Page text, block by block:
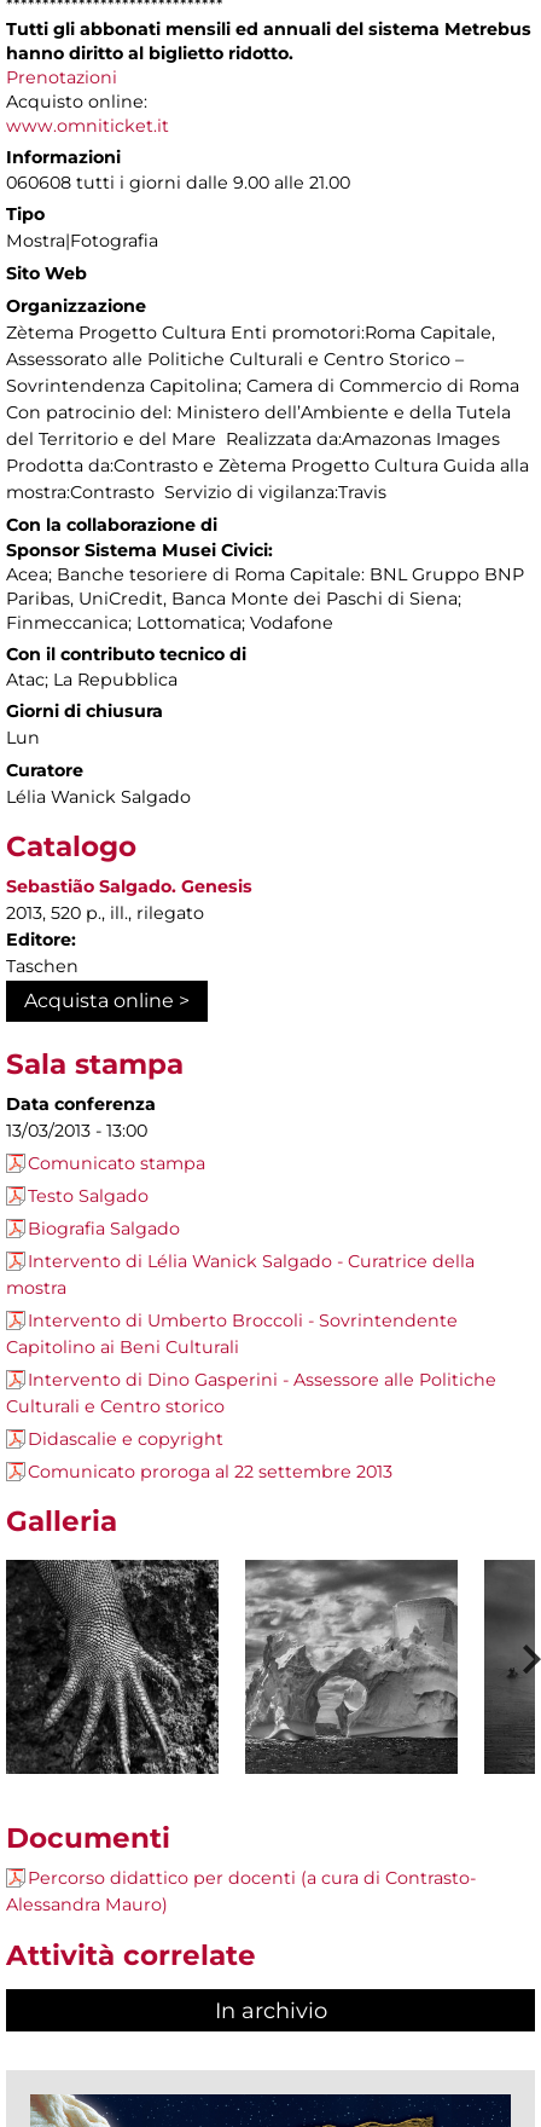
******************************
Tutti gli abbonati mensili ed annuali del sistema Metrebus
hanno diritto al biglietto ridotto.
Prenotazioni
Acquisto online:
www.omniticket.it
Informazioni
060608 tutti i giorni dalle 9.00 alle 21.00
Tipo
Mostra|Fotografia
Sito Web
Organizzazione
Zètema Progetto Cultura Enti promotori:Roma Capitale,
Assessorato alle Politiche Culturali e Centro Storico –
Sovrintendenza Capitolina; Camera di Commercio di Roma
Con patrocinio del: Ministero dell’Ambiente e della Tutela
del Territorio e del Mare Realizzata da:Amazonas Images
Prodotta da:Contrasto e Zètema Progetto Cultura Guida alla
mostra:Contrasto Servizio di vigilanza:Travis
Con la collaborazione di
Sponsor Sistema Musei Civici:
Acea; Banche tesoriere di Roma Capitale: BNL Gruppo BNP
Paribas, UniCredit, Banca Monte dei Paschi di Siena;
Finmeccanica; Lottomatica; Vodafone
Con il contributo tecnico di
Atac; La Repubblica
Giorni di chiusura
Lun
Curatore
Lélia Wanick Salgado
Catalogo
Sebastião Salgado. Genesis
2013, 520 p., ill., rilegato
Editore:
Taschen
Acquista online >
Sala stampa
Data conferenza
13/03/2013 - 13:00
Comunicato stampa
Testo Salgado
Biografia Salgado
Intervento di Lélia Wanick Salgado - Curatrice della
mostra
Intervento di Umberto Broccoli - Sovrintendente
Capitolino ai Beni Culturali
Intervento di Dino Gasperini - Assessore alle Politiche
Culturali e Centro storico
Didascalie e copyright
Comunicato proroga al 22 settembre 2013
Galleria
Documenti
Percorso didattico per docenti (a cura di Contrasto-
Alessandra Mauro)
Attività correlate
In archivio